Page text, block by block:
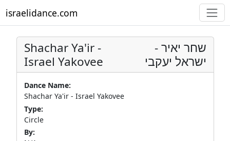
israelidance.com
Shachar Ya'ir -
Israel Yakovee
שחר יאיר -
ישראל יעקבי
Dance Name:
Shachar Ya'ir - Israel Yakovee
Type:
Circle
By: